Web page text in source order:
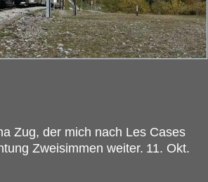
Zug, der mich nach Les Cases
Zweisimmen weiter. 11. Okt.